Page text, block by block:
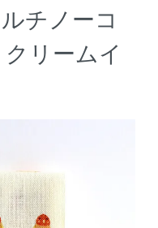
チノーコ
リームイ